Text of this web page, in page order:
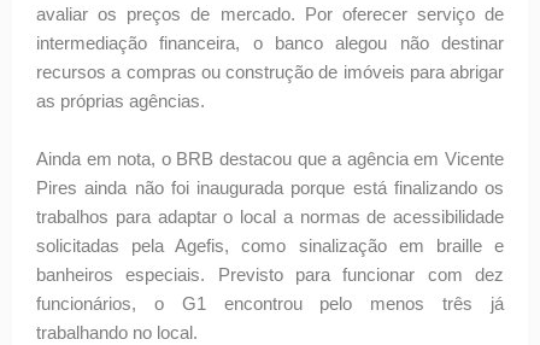
avaliar os preços de mercado. Por oferecer serviço de
intermediação financeira, o banco alegou não destinar
recursos a compras ou construção de imóveis para abrigar
as próprias agências.
Ainda em nota, o BRB destacou que a agência em Vicente
Pires ainda não foi inaugurada porque está finalizando os
trabalhos para adaptar o local a normas de acessibilidade
solicitadas pela Agefis, como sinalização em braille e
banheiros especiais. Previsto para funcionar com dez
funcionários, o G1 encontrou pelo menos três já
trabalhando no local.